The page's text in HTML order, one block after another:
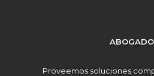
Proveemos soluciones